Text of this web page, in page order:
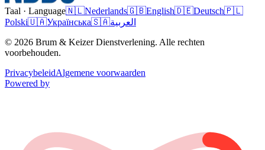
Taal · Language🇳🇱Nederlands🇬🇧English🇩🇪Deutsch🇵🇱
Polski🇺🇦Українська🇸🇦العربية
© 2026 Brum & Keizer Dienstverlening. Alle rechten
voorbehouden.
PrivacybeleidAlgemene voorwaarden
Powered by